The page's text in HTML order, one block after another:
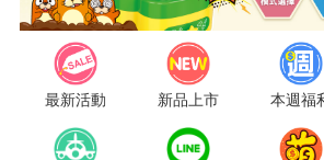
老師您好!!幼教會員火熱招募中~
海外購物免煩惱！點我查看『海外購
最新活動 新品上市 本週福